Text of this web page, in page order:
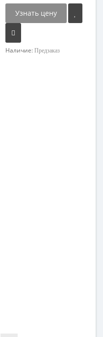
Узнать цену
Наличие: Предзаказ